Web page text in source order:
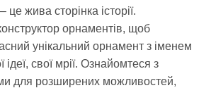
жива сторінка історії.
орнаментів, щоб
унікальний орнамент з іменем
ідеї, свої мрії. Ознайомтеся з
для розширених можливостей,